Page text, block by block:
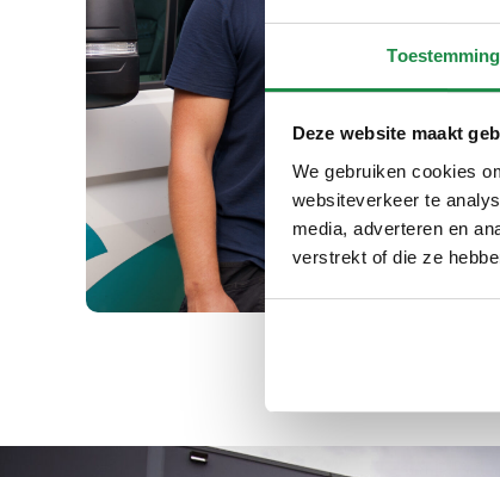
Toestemming
Deze website maakt
We gebruiken cookies
websiteverkeer te
media, adverteren en
verstrekt of die ze